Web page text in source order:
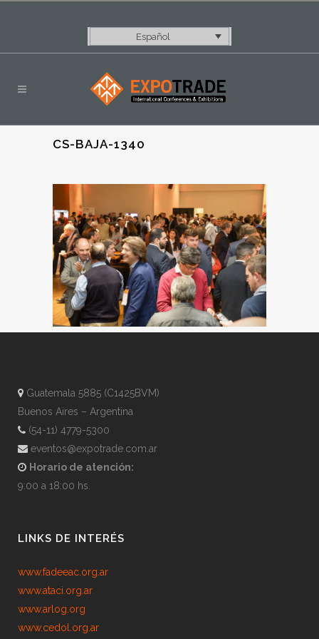
Español
CS-BAJA-1340
Guatemala 5885 (C1425BVM)
Buenos Aires – Argentina
(54-11) 4779-5300
eventos@expotrade.com.ar
Horario de atención:
9:00 a 18:00 hs.
LINKS DE INTERÉS
www.fadeeac.org.ar
www.ataci.org.ar
www.arlog.org
www.cedol.org.ar